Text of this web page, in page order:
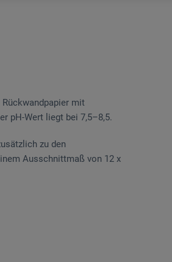
mit
pH-Wert liegt bei 7,5–8,5.
zu den
Ausschnittmaß von 12 x